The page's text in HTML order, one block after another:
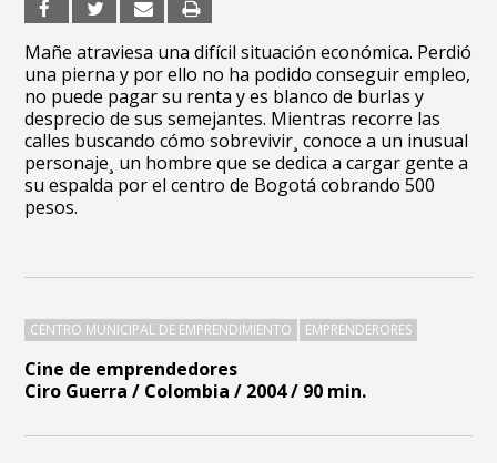
Cine de emprendedores
Ciro Guerra / Colombia / 2004 / 90 min.
Mañe atraviesa una difícil situación económica. Perdió
una pierna y por ello no ha podido conseguir empleo,
no puede pagar su renta y es blanco de burlas y
desprecio de sus semejantes. Mientras recorre las
calles buscando cómo sobrevivir¸ conoce a un inusual
personaje¸ un hombre que se dedica a cargar gente a
su espalda por el centro de Bogotá cobrando 500
pesos.
CENTRO MUNICIPAL DE EMPRENDIMIENTO EMPRENDERORES